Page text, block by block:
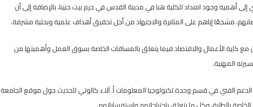
أهمية وجود امتداد للكلية هنا في مدينة القدس في حرم بيت حنينا، بالإضافة إلى أن
مشجعًا إياهم على المثابرة والاجتهاد من أجل تحقيق أهداف علمية وبحثية مشرفة.
مع كلية الأعمال والاقتصاد فيما يتعلق بالمساقات الخاصة بسوق العمل وأهميتها من
المهنية.
الفني في قسم وحدة تكنولوجيا المعلومات أ. آلاء كالوتي للحديث حول موقع الجامعة